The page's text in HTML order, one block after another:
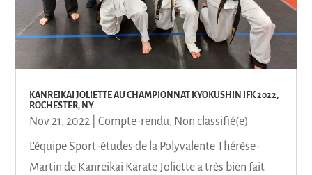
KANREIKAI JOLIETTE AU CHAMPIONNAT KYOKUSHIN IFK 2022,
ROCHESTER, NY
Nov 21, 2022 |Compte-rendu, Non classifié(e)
L'équipe Sport-études de la Polyvalente Thérèse-
Martin de Kanreikai Karate Joliette a très bien fait